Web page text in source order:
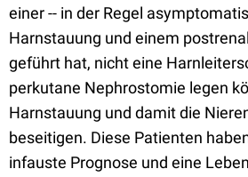
einer -- in der Regel
Harnstauung und einem
geführt hat, nicht eine
perkutane Nephrostomie legen
Harnstauung und damit die
beseitigen. Diese Patienten
infauste Prognose und eine